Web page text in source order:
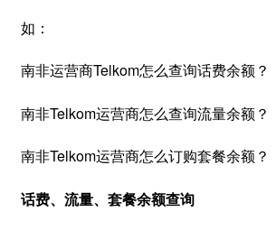
如：
南非运营商Telkom怎么查询话费余额？
南非Telkom运营商怎么查询流量余额？
南非Telkom运营商怎么订购套餐余额？
话费、流量、套餐余额查询